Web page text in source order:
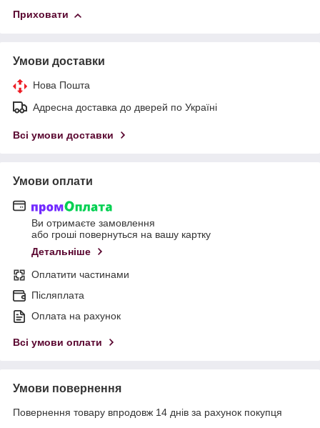
Приховати
Умови доставки
Нова Пошта
Адресна доставка до дверей по Україні
Всі умови доставки
Умови оплати
Ви отримаєте замовлення
або гроші повернуться на вашу картку
Детальніше
Оплатити частинами
Післяплата
Оплата на рахунок
Всі умови оплати
Умови повернення
Повернення товару впродовж 14 днів за рахунок покупця